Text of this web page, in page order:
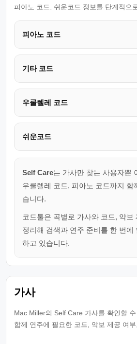
피아노 코드, 쉬운코드 정보를 단계적으
피아노 코드
기타 코드
우쿨렐레 코드
쉬운코드
Self Care는 가사만 찾는 사용자뿐
우쿨렐레 코드, 피아노 코드까지 함
습니다.
코드툴은 곡별로 가사와 코드, 악보
정리해 검색과 연주 준비를 한 번에
하고 있습니다.
가사
Mac Miller의 Self Care 가사를 확인할
함께 연주에 필요한 코드, 악보 제공 여